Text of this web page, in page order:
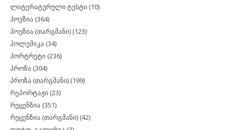
ლიტერატურული ტესტი (10)
პოეზია (364)
პოეზია (თარგმანი) (123)
პოლემიკა (34)
პორტრეტი (236)
პროზა (304)
პროზა (თარგმანი) (199)
რეპორტაჟი (23)
რეცენზია (351)
რეცენზია (თარგმანი) (42)